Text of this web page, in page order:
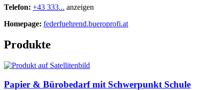
Telefon: +43 333... anzeigen
Homepage: federfuehrend.bueroprofi.at
Produkte
Papier & Bürobedarf mit Schwerpunkt Schule